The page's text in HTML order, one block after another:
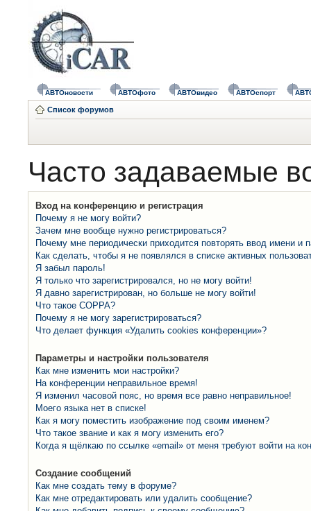
АВТОновости АВТОфото АВТОвидео АВТОспорт
Список форумов
Часто задаваемые
Вход на конференцию и регистрация
Почему я не могу войти?
Зачем мне вообще нужно регистрироваться?
Почему мне периодически приходится повторять ввод имени и
Как сделать, чтобы я не появлялся в списке активных
Я забыл пароль!
Я только что зарегистрировался, но не могу войти!
Я давно зарегистрирован, но больше не могу войти!
Что такое COPPA?
Почему я не могу зарегистрироваться?
Что делает функция «Удалить cookies конференции»?
Параметры и настройки пользователя
Как мне изменить мои настройки?
На конференции неправильное время!
Я изменил часовой пояс, но время все равно неправильное!
Моего языка нет в списке!
Как я могу поместить изображение под своим именем?
Что такое звание и как я могу изменить его?
Когда я щёлкаю по ссылке «email» от меня требуют войти на
Создание сообщений
Как мне создать тему в форуме?
Как мне отредактировать или удалить сообщение?